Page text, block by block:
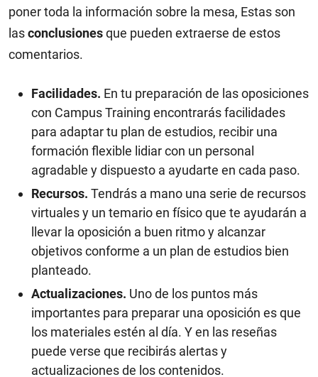
poner toda la información sobre la mesa, Estas son
lasconclusionesque pueden extraerse de estos
comentarios.
Facilidades. En tu preparación de las oposiciones
con Campus Training encontrarás facilidades
para adaptar tu plan de estudios, recibir una
formación flexible lidiar con un personal
agradable y dispuesto a ayudarte en cada paso.
Recursos. Tendrás a mano una serie de recursos
virtuales y un temario en físico que te ayudarán a
llevar la oposición a buen ritmo y alcanzar
objetivos conforme a un plan de estudios bien
planteado.
Actualizaciones. Uno de los puntos más
importantes para preparar una oposición es que
los materiales estén al día. Y en las reseñas
puede verse que recibirás alertas y
actualizaciones de los contenidos.